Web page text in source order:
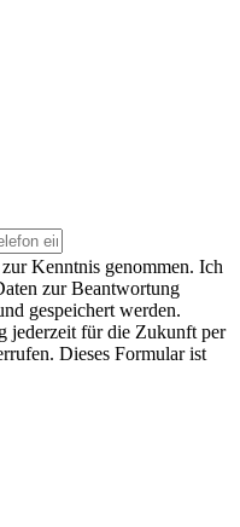
zur Kenntnis genommen. Ich
zur Beantwortung
gespeichert werden.
jederzeit für die Zukunft per
Dieses Formular ist